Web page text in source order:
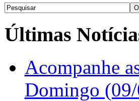
Últimas
Acompanhe
Domingo